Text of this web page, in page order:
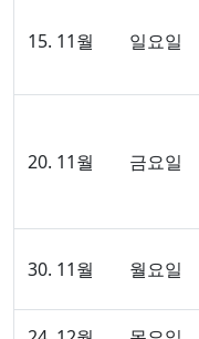
15. 11월 일요일
20. 11월 금요일
30. 11월 월요일